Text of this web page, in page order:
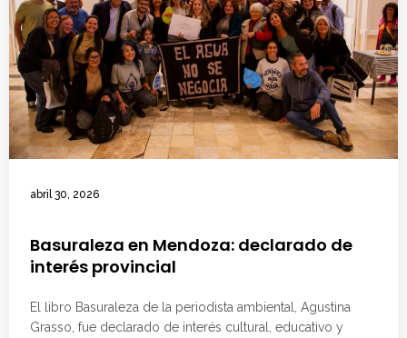
abril 30, 2026
Basuraleza en Mendoza: declarado de
interés provincial
El libro Basuraleza de la periodista ambiental, Agustina
Grasso, fue declarado de interés cultural, educativo y